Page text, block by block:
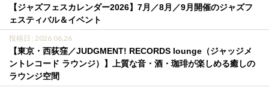
【ジャズフェスカレンダー2026】7月／8月／9月開催のジャズフ
ェスティバル＆イベント
投稿日 : 2026.06.26
【東京・西荻窪／JUDGMENT! RECORDS lounge（ジャッジメ
ントレコード ラウンジ）】上質な音・酒・珈琲が楽しめる癒しの
ラウンジ空間